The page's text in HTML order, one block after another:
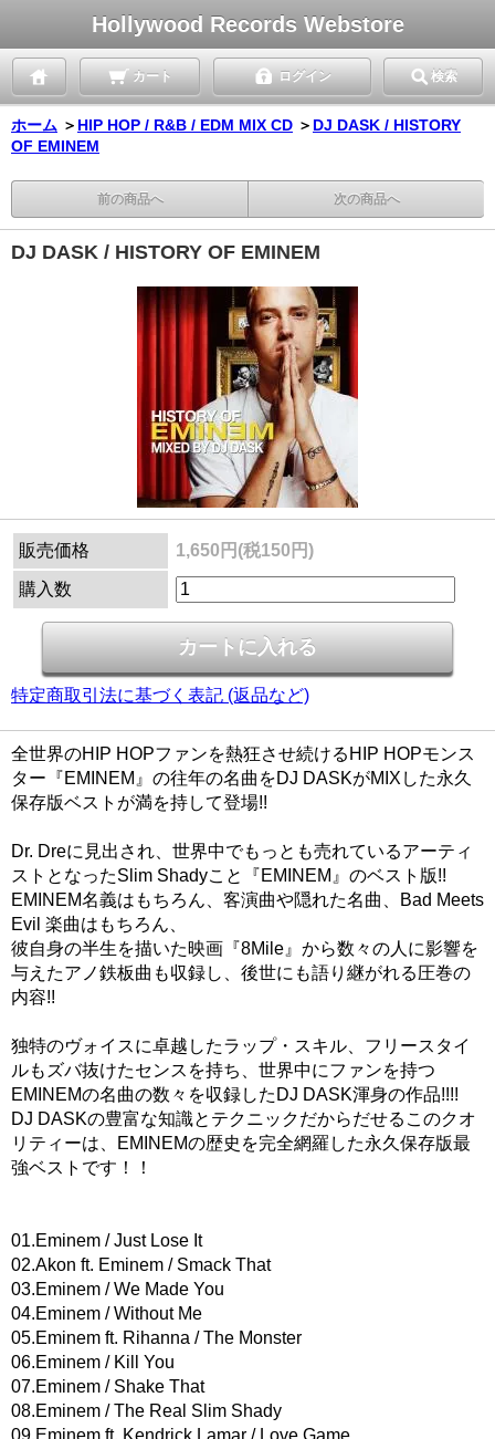
Hollywood Records Webstore
カート ログイン 検索
ホーム ＞ HIP HOP / R&B / EDM MIX CD ＞ DJ DASK / HISTORY
OF EMINEM
前の商品へ 次の商品へ
DJ DASK / HISTORY OF EMINEM
販売価格 1,650円(税150円)
購入数
特定商取引法に基づく表記 (返品など)
全世界のHIP HOPファンを熱狂させ続けるHIP HOPモンス
ター『EMINEM』の往年の名曲をDJ DASKがMIXした永久
保存版ベストが満を持して登場!!
Dr. Dreに見出され、世界中でもっとも売れているアーティ
ストとなったSlim Shadyこと『EMINEM』のベスト版!!
EMINEM名義はもちろん、客演曲や隠れた名曲、Bad Meets
Evil 楽曲はもちろん、
彼自身の半生を描いた映画『8Mile』から数々の人に影響を
与えたアノ鉄板曲も収録し、後世にも語り継がれる圧巻の
内容!!
独特のヴォイスに卓越したラップ・スキル、フリースタイ
ルもズバ抜けたセンスを持ち、世界中にファンを持つ
EMINEMの名曲の数々を収録したDJ DASK渾身の作品!!!!
DJ DASKの豊富な知識とテクニックだからだせるこのクオ
リティーは、EMINEMの歴史を完全網羅した永久保存版最
強ベストです！！
01.Eminem / Just Lose It
02.Akon ft. Eminem / Smack That
03.Eminem / We Made You
04.Eminem / Without Me
05.Eminem ft. Rihanna / The Monster
06.Eminem / Kill You
07.Eminem / Shake That
08.Eminem / The Real Slim Shady
09.Eminem ft. Kendrick Lamar / Love Game